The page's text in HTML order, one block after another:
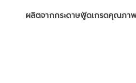
ผลิตจากกระดาษฟู้ดเกรดคุณภ